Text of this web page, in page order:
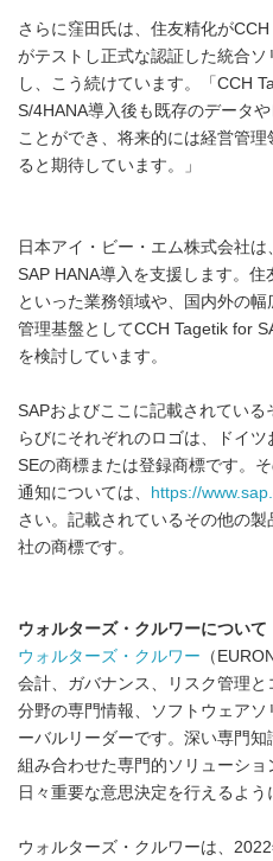
さらに窪田氏は、住友精化が
がテストし正式な認証した統合
し、こう続けています。「CCH
S/4HANA導入後も既存のデータ
ことができ、将来的には経営管
ると期待しています。」
日本アイ・ビー・エム株式会社
SAP HANA導入を支援します。
といった業務領域や、国内外の
管理基盤としてCCH Tagetik for
を検討しています。
SAPおよびここに記載されてい
らびにそれぞれのロゴは、ドイ
SEの商標または登録商標です。
通知については、
https://
さい。記載されているその他の
社の商標です。
ウォルターズ・クルワーについて
ウォルターズ・クルワー （
会計、ガバナンス、リスク管理
分野の専門情報、ソフトウェア
ーバルリーダーです。深い専門
組み合わせた専門的ソリューシ
日々重要な意思決定を行えるよう
ウォルターズ・クルワーは、